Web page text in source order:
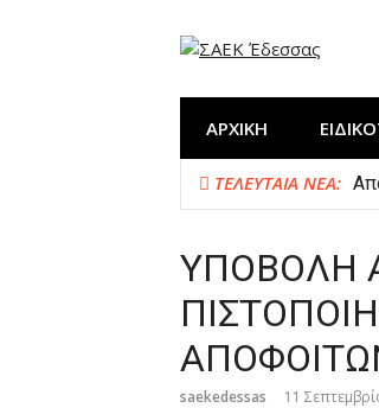
ΑΡΧΙΚΗ
ΤΕΛΕΥΤΑΊΑ ΝΈΑ:
Η
ΥΠΟΒΟΛΗ
saekedessas 11